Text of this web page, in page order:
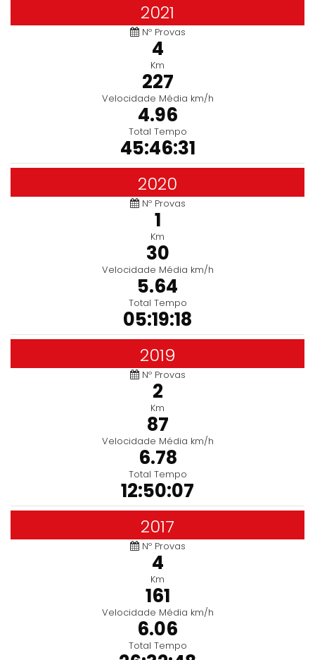
2021
Nº Provas
4
Km
227
Velocidade Média km/h
4.96
Total Tempo
45:46:31
2020
Nº Provas
1
Km
30
Velocidade Média km/h
5.64
Total Tempo
05:19:18
2019
Nº Provas
2
Km
87
Velocidade Média km/h
6.78
Total Tempo
12:50:07
2017
Nº Provas
4
Km
161
Velocidade Média km/h
6.06
Total Tempo